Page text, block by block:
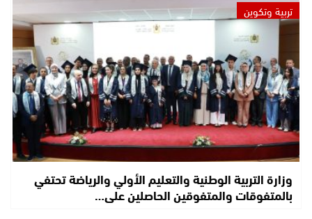
تربية وتكوين
وزارة التربية الوطنية والتعليم الأولي والرياضة تحتفي
بالمتفوقات والمتفوقين الحاصلين على…